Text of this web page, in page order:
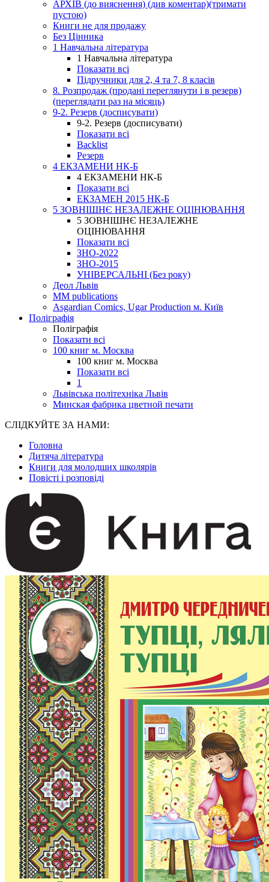
АРХІВ (до вияснення) (див коментар)(тримати
пустою)
Книги не для продажу
Без Цінника
1 Навчальна література
1 Навчальна література
Показати всі
Підручники для 2, 4 та 7, 8 класів
8. Розпродаж (продані переглянути і в резерв)
(переглядати раз на місяць)
9-2. Резерв (досписувати)
9-2. Резерв (досписувати)
Показати всі
Backlist
Резерв
4 ЕКЗАМЕНИ НК-Б
4 ЕКЗАМЕНИ НК-Б
Показати всі
ЕКЗАМЕН 2015 НК-Б
5 ЗОВНІШНЄ НЕЗАЛЕЖНЕ ОЦІНЮВАННЯ
5 ЗОВНІШНЄ НЕЗАЛЕЖНЕ
ОЦІНЮВАННЯ
Показати всі
ЗНО-2022
ЗНО-2015
УНІВЕРСАЛЬНІ (Без року)
Деол Львів
MM publications
Asgardian Comics, Ugar Production м. Київ
Поліграфія
Поліграфія
Показати всі
100 книг м. Москва
100 книг м. Москва
Показати всі
1
Львівська політехніка Львів
Минская фабрика цветной печати
СЛІДКУЙТЕ ЗА НАМИ:
Головна
Дитяча література
Книги для молодших школярів
Повісті і розповіді